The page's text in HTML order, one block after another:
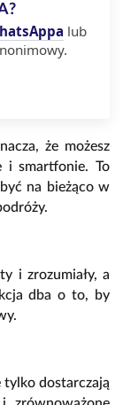
lub
że możesz
i smartfonie. To
na bieżąco w
i zrozumiały, a
dba o to, by
dostarczają